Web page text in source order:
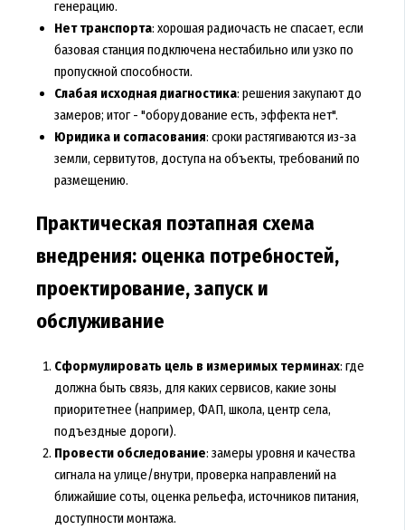
генерацию.
Нет транспорта: хорошая радиочасть не спасает, если
базовая станция подключена нестабильно или узко по
пропускной способности.
Слабая исходная диагностика: решения закупают до
замеров; итог - "оборудование есть, эффекта нет".
Юридика и согласования: сроки растягиваются из-за
земли, сервитутов, доступа на объекты, требований по
размещению.
Практическая поэтапная схема
внедрения: оценка потребностей,
проектирование, запуск и
обслуживание
Сформулировать цель в измеримых терминах: где
должна быть связь, для каких сервисов, какие зоны
приоритетнее (например, ФАП, школа, центр села,
подъездные дороги).
Провести обследование: замеры уровня и качества
сигнала на улице/внутри, проверка направлений на
ближайшие соты, оценка рельефа, источников питания,
доступности монтажа.